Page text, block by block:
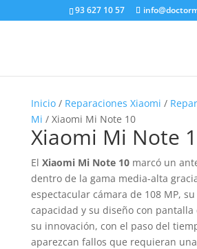
93 627 10 57
Inicio/ Reparaciones Xiaomi /
Mi / Xiaomi Mi Note 10
Xiaomi Mi Note
El Xiaomi Mi Note 10marcó un
dentro de la gama media-alta
espectacular cámara de 108 MP,
capacidad y su diseño con pantalla
su innovación, con el paso del
aparezcan fallos que requieran